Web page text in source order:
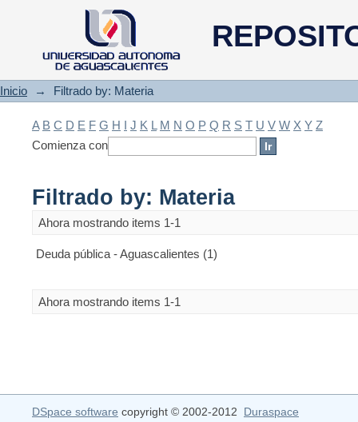
Filtrado by: Materia
Inicio → Filtrado by: Materia
A B C D E F G H I J K L M N O P Q R S T U V W X Y Z
Comienza con
Filtrado by: Materia
Ahora mostrando items 1-1
Deuda pública - Aguascalientes (1)
Ahora mostrando items 1-1
DSpace software copyright © 2002-2012 Duraspace